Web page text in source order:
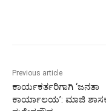
Previous article
ಕಾರ್ಯಕರ್ತರಿಗಾಗಿ ‘ಜನತಾ
ಕಾರ್ಯಾಲಯ’: ಮಾಜಿ